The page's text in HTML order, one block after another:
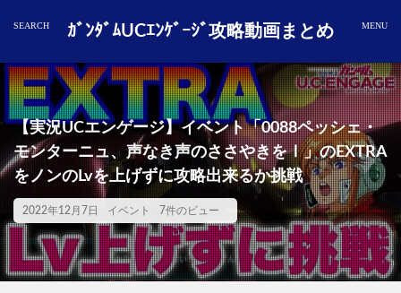
ｶﾞﾝﾀﾞﾑUCｴﾝｹﾞｰｼﾞ攻略動画まとめ
【実況UCエンゲージ】イベント「0088ペッシェ・
モンターニュ、声なき声のささやきをⅠ」のEXTRA
をノンのLvを上げずに攻略出来るか挑戦
2022年12月7日 イベント 7件のビュー